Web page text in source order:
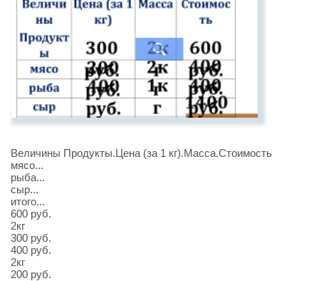
Величины Продукты.Цена (за 1 кг).Масса.Стоимость
мясо...
рыба...
сыр...
итого...
600 руб.
2кг
300 руб.
400 руб.
2кг
200 руб.